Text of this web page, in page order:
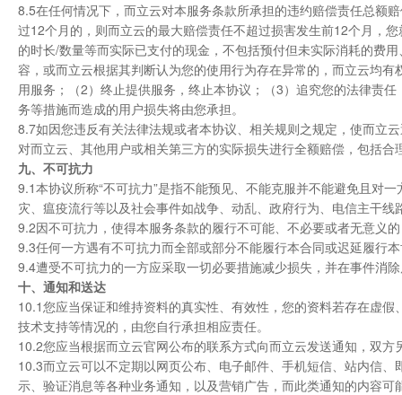
8.5在任何情况下，而立云对本服务条款所承担的违约赔偿责任总额
过12个月的，则而立云的最大赔偿责任不超过损害发生前12个月，
的时长/数量等而实际已支付的现金，不包括预付但未实际消耗的费
容，或而立云根据其判断认为您的使用行为存在异常的，而立云均
用服务；（2）终止提供服务，终止本协议；（3）追究您的法律责
务等措施而造成的用户损失将由您承担。
8.7如因您违反有关法律法规或者本协议、相关规则之规定，使而立
对而立云、其他用户或相关第三方的实际损失进行全额赔偿，包括合
九、不可抗力
9.1本协议所称“不可抗力”是指不能预见、不能克服并不能避免且对
灾、瘟疫流行等以及社会事件如战争、动乱、政府行为、电信主干
9.2因不可抗力，使得本服务条款的履行不可能、不必要或者无意义
9.3任何一方遇有不可抗力而全部或部分不能履行本合同或迟延履行
9.4遭受不可抗力的一方应采取一切必要措施减少损失，并在事件消
十、通知和送达
10.1您应当保证和维持资料的真实性、有效性，您的资料若存在虚
技术支持等情况的，由您自行承担相应责任。
10.2您应当根据而立云官网公布的联系方式向而立云发送通知，双方
10.3而立云可以不定期以网页公布、电子邮件、手机短信、站内信
示、验证消息等各种业务通知，以及营销广告，而此类通知的内容